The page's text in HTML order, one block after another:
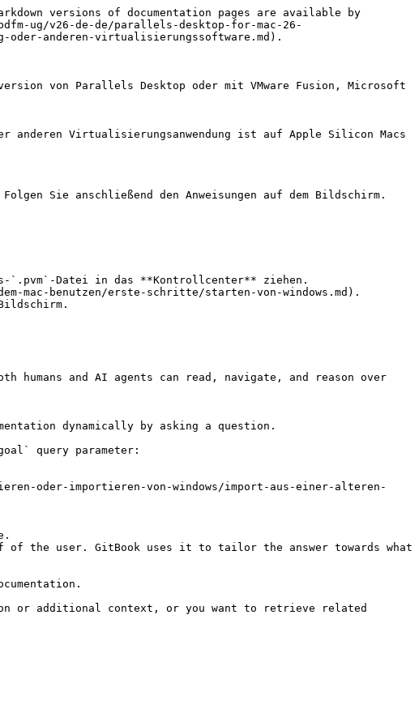
versions of documentation pages are available by
ug/v26-de-de/parallels-desktop-for-mac-26-
oder-anderen-virtualisierungssoftware.md).
von Parallels Desktop oder mit VMware Fusion, Microsoft
Virtualisierungsanwendung ist auf Apple Silicon Macs
Sie anschließend den Anweisungen auf dem Bildschirm.
mac-benutzen/erste-schritte/starten-von-windows.md).
humans and AI agents can read, navigate, and reason over
dynamically by asking a question.
query parameter:
oder-importieren-von-windows/import-aus-einer-alteren-
the user. GitBook uses it to tailor the answer towards what
or additional context, or you want to retrieve related